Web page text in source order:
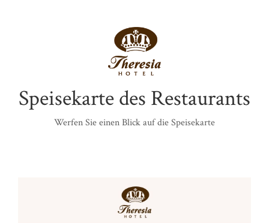
Speisekarte des Restaurants
Werfen Sie einen Blick auf die Speisekarte